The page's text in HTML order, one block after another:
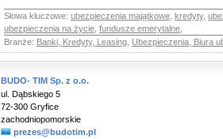
Słowa kluczowe: ubezpieczenia majątkowe kredyty,
ubezpieczenia na życie fundusze emerytalne
Branże: Banki, Kredyty, Leasing Ubezpieczenia, Biura
BUDO- TIM Sp. z o.o.
ul. Dąbskiego 5
72-300 Gryfice
zachodniopomorskie
prezes@budotim.pl